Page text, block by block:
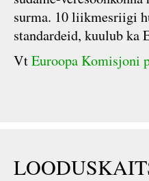
surma. 10 liikmesriigi
standardeid, kuulub ka
VtEuroopa Komisjoni